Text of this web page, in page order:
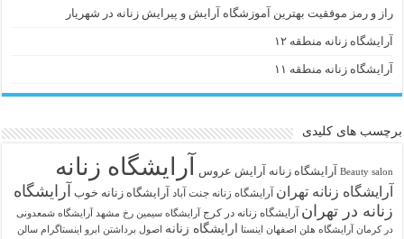
راز و رمز موفقیت بهترین آموزشگاه آرایش و پیرایش زنانه در شهریار
آرایشگاه زنانه منطقه ۱۲
آرایشگاه زنانه منطقه ۱۱
برچسب های کلیدی
Beauty salon آرايشگاه زنانه آرایش عروس آرایشگاه زنانه
آرایشگاه زنانه تهران آرایشگاه زنانه جنت آباد آرایشگاه زنانه خوب آرایشگاه
زنانه در تهران آرایشگاه زنانه در کرج آرایشگاه سیمین رخ مشهد
آرایشگاه شمعدونی
در کرمان آرایشگاه هلن اصفهان اینستا ارایشگاه زنانه اصول برداشتن ابرو اینستاگرام سالن